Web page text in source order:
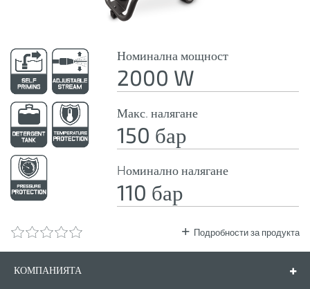
Номинална мощност
2000 W
Макс. налягане
150 бар
Hоминално налягане
110 бар
Подробности за продукта
КОМПАНИЯТА